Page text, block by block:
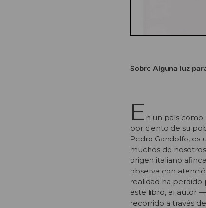
Sobre Alguna luz
E n un país
por ciento de su
Pedro Gandolfo, es
muchos de
origen italiano
observa con
realidad ha perdido
este libro, el autor
recorrido a través